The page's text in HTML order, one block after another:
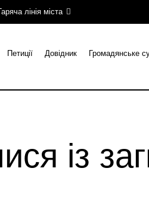
лінія міста
Петиції Довідник Громадянське
із